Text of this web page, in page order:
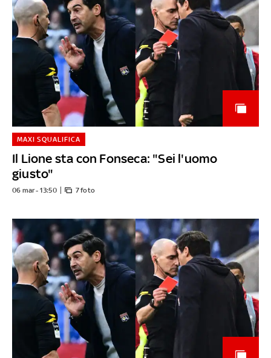
Il Lione sta con Fonseca: "Sei l'uomo
giusto"
MAXI SQUALIFICA
06 mar - 13:50 7 foto